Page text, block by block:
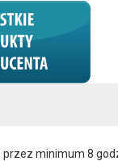
minimum 8